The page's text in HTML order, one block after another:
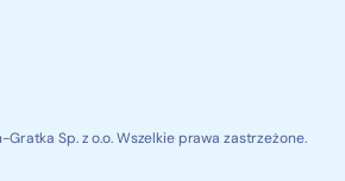
Sp. z o.o. Wszelkie prawa zastrzeżone.